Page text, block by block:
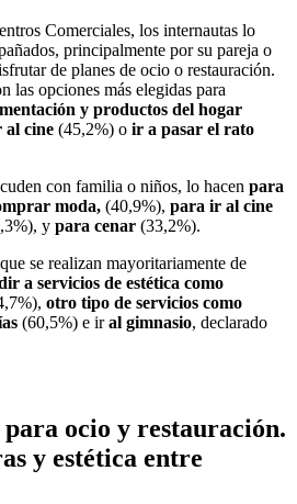
Comerciales, los internautas lo
principalmente por su pareja o
de planes de ocio o restauración.
las opciones más elegidas para
y productos del hogar
al cine (45,2%) o ir a pasar el rato
con familia o niños, lo hacen para
moda, (40,9%), para ir al cine
y para cenar (33,2%).
se realizan mayoritariamente de
a servicios de estética como
otro tipo de servicios como
(60,5%) e iral gimnasio, declarado
para ocio y restauración.
y estética entre